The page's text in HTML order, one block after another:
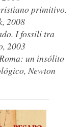
primitivo.
2008
I fossili tra
2003
un insólito
, Newton